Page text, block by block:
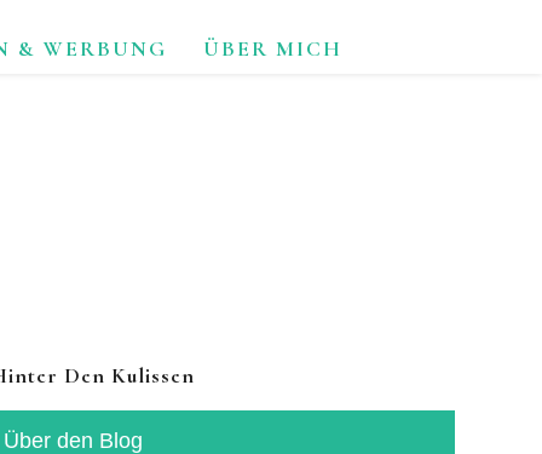
& WERBUNG ÜBER MICH
Den Kulissen
Über den Blog